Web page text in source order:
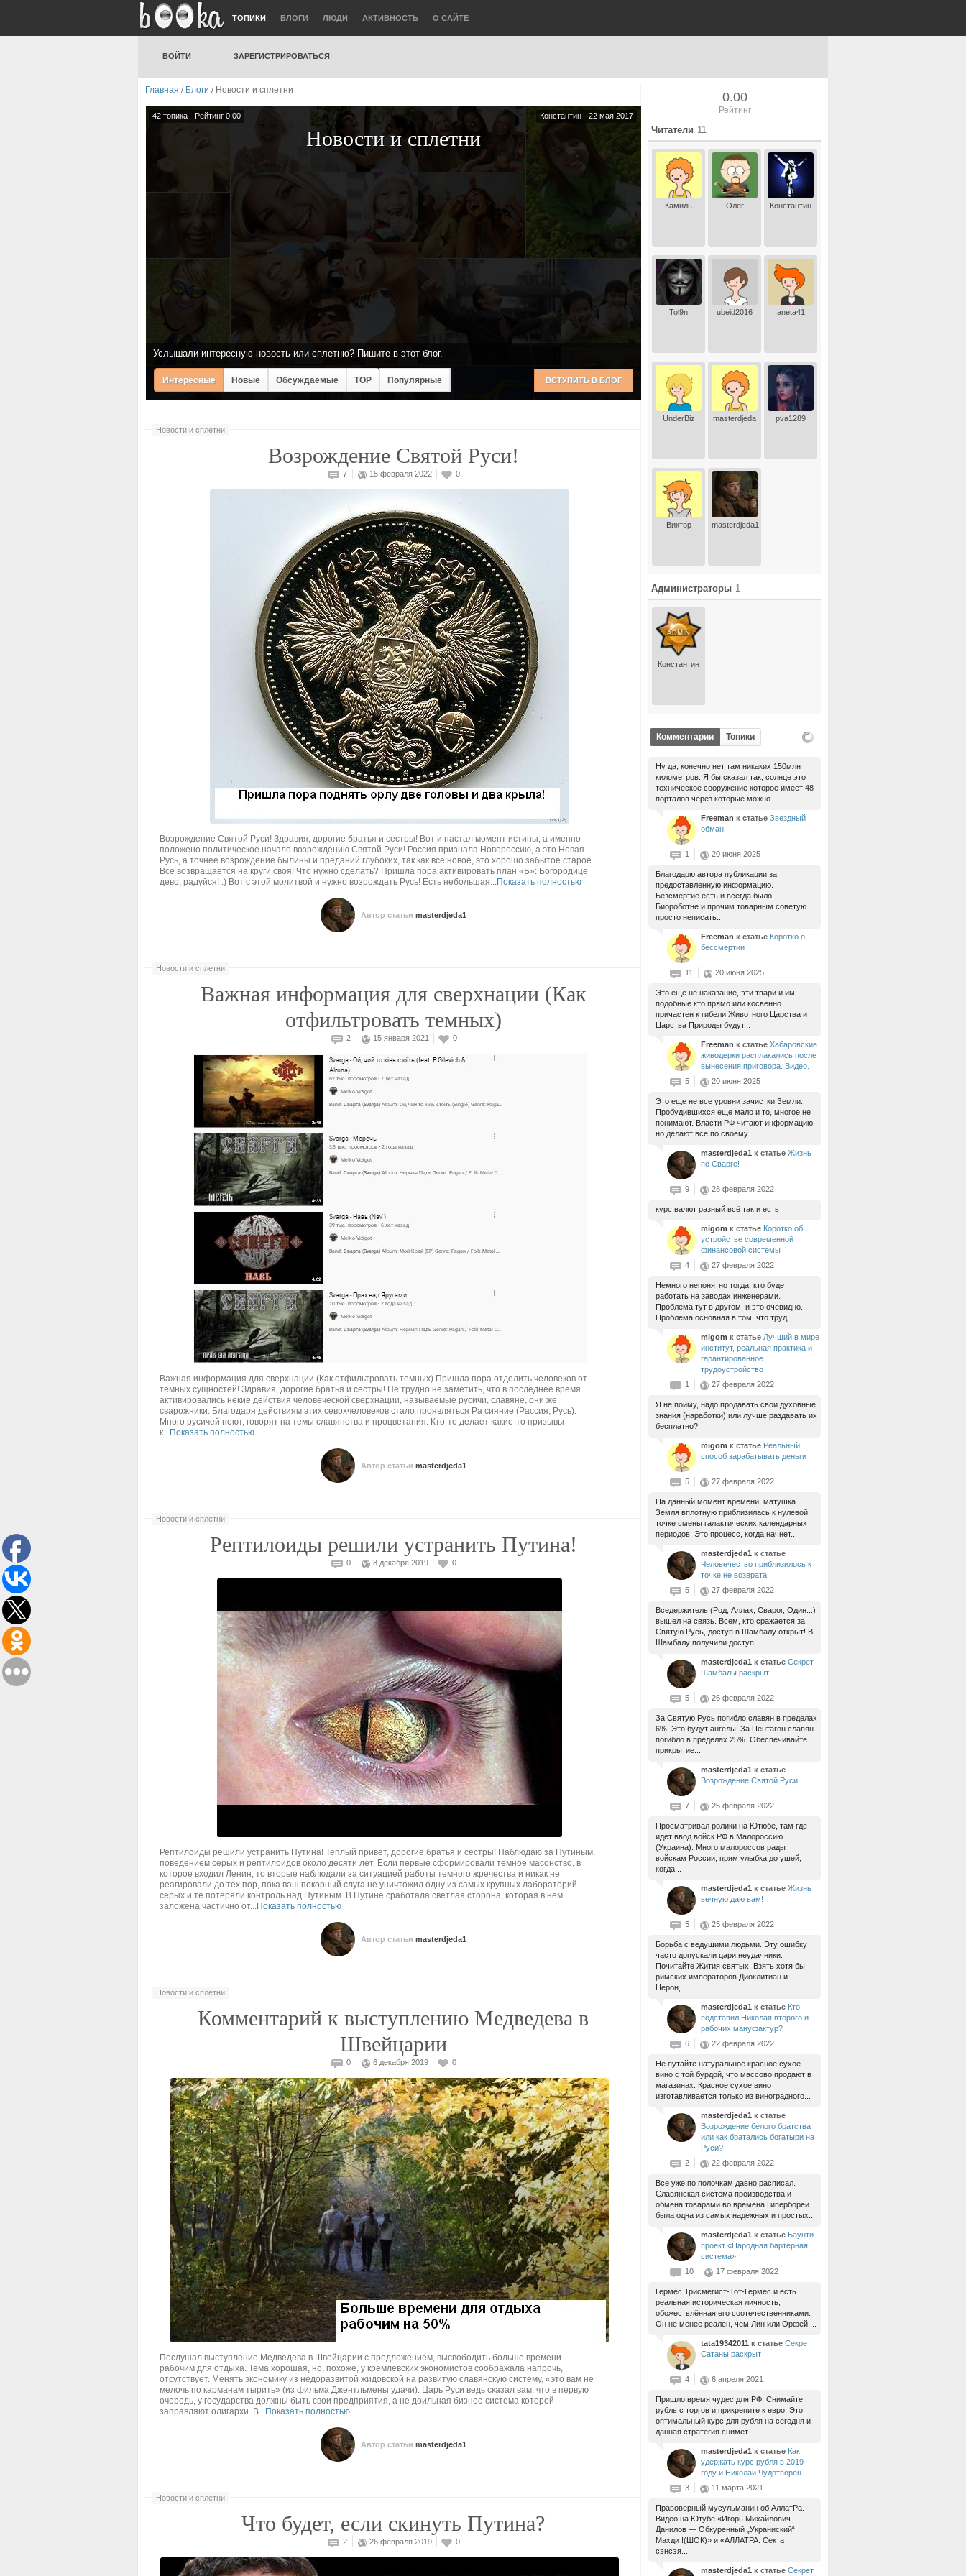
ТОПИКИ БЛОГИ ЛЮДИ АКТИВНОСТЬ О САЙТЕ
ВОЙТИ ЗАРЕГИСТРИРОВАТЬСЯ
Главная / Блоги / Новости и сплетни
42 топика - Рейтинг 0.00 Константин - 22 мая 2017
Новости и сплетни
Услышали интересную новость или сплетню? Пишите в этот блог.
Интересные Новые Обсуждаемые TOP Популярные ВСТУПИТЬ В БЛОГ
Новости и сплетни
Возрождение Святой Руси!
7 15 февраля 2022 0
Возрождение Святой Руси! Здравия, дорогие братья и сестры! Вот и настал момент истины, а именно
положено политическое начало возрождению Святой Руси! Россия признала Новороссию, а это Новая
Русь, а точнее возрождение былины и преданий глубоких, так как все новое, это хорошо забытое старое.
Все возвращается на круги своя! Что нужно сделать? Пришла пора активировать план «Б»: Богородице
дево, радуйся! :) Вот с этой молитвой и нужно возрождать Русь! Есть небольшая...Показать полностью
Автор статьи masterdjeda1
Новости и сплетни
Важная информация для сверхнации (Как
отфильтровать темных)
2 15 января 2021 0
Важная информация для сверхнации (Как отфильтровать темных) Пришла пора отделить человеков от
темных сущностей! Здравия, дорогие братья и сестры! Не трудно не заметить, что в последнее время
активировались некие действия человеческой сверхнации, называемые русичи, славяне, они же
сварожники. Благодаря действиям этих севрхчеловеков стало проявляться Ра сияние (Рассия, Русь).
Много русичей поют, говорят на темы славянства и процветания. Кто-то делает какие-то призывы
к...Показать полностью
Автор статьи masterdjeda1
Новости и сплетни
Рептилоиды решили устранить Путина!
0 8 декабря 2019 0
Рептилоиды решили устранить Путина! Теплый привет, дорогие братья и сестры! Наблюдаю за Путиным,
поведением серых и рептилоидов около десяти лет. Если первые сформировали темное масонство, в
которое входил Ленин, то вторые наблюдали за ситуацией работы темного жречества и никак не
реагировали до тех пор, пока ваш покорный слуга не уничтожил одну из самых крупных лабораторий
серых и те потеряли контроль над Путиным. В Путине сработала светлая сторона, которая в нем
заложена частично от...Показать полностью
Автор статьи masterdjeda1
Новости и сплетни
Комментарий к выступлению Медведева в
Швейцарии
0 6 декабря 2019 0
Послушал выступление Медведева в Швейцарии с предложением, высвободить больше времени
рабочим для отдыха. Тема хорошая, но, похоже, у кремлевских экономистов соображала напрочь,
отсутствует. Менять экономику из недоразвитой жидовской на развитую славянскую систему, «это вам не
мелочь по карманам тырить» (из фильма Джентльмены удачи). Царь Руси ведь сказал вам, что в первую
очередь, у государства должны быть свои предприятия, а не доильная бизнес-система которой
заправляют олигархи. В...Показать полностью
Автор статьи masterdjeda1
Новости и сплетни
Что будет, если скинуть Путина?
2 26 февраля 2019 0
0.00
Рейтинг
Читатели 11
Камиль Олег Константин
Tol9n ubeid2016 aneta41
UnderBiz masterdjeda pva1289
Виктор masterdjeda1
Администраторы 1
Константин
Комментарии Топики
Ну да, конечно нет там никаких 150млн
километров. Я бы сказал так, солнце это
техническое сооружение которое имеет 48
порталов через которые можно...
Freeman к статье Звездный
обман
1 20 июня 2025
Благодарю автора публикации за
предоставленную информацию.
Безсмертие есть и всегда было.
Биороботне и прочим товарным советую
просто неписать...
Freeman к статье Коротко о
бессмертии
11 20 июня 2025
Это ещё не наказание, эти твари и им
подобные кто прямо или косвенно
причастен к гибели Животного Царства и
Царства Природы будут...
Freeman к статье Хабаровские
живодерки расплакались после
вынесения приговора. Видео.
5
20 июня 2025
Это еще не все уровни зачистки Земли.
Пробудившихся еще мало и то, многое не
понимают. Власти РФ читают информацию,
но делают все по своему...
masterdjeda1 к статье Жизнь
по Сварге!
9 28 февраля 2022
курс валют разный всё так и есть
migom к статье Коротко об
устройстве современной
финансовой системы
4
27 февраля 2022
Немного непонятно тогда, кто будет
работать на заводах инженерами.
Проблема тут в другом, и это очевидно.
Проблема основная в том, что труд...
migom к статье Лучший в мире
институт, реальная практика и
гарантированное
трудоустройство
1
27 февраля 2022
Я не пойму, надо продавать свои духовные
знания (наработки) или лучше раздавать их
бесплатно?
migom к статье Реальный
способ зарабатывать деньги
5 27 февраля 2022
На данный момент времени, матушка
Земля вплотную приблизилась к нулевой
точке смены галактических календарных
периодов. Это процесс, когда начнет...
masterdjeda1 к статье
Человечество приблизилось к
точке не возврата!
5
27 февраля 2022
Вседержитель (Род, Аллах, Сварог, Один...)
вышел на связь. Всем, кто сражается за
Святую Русь, доступ в Шамбалу открыт! В
Шамбалу получили доступ...
masterdjeda1 к статье Секрет
Шамбалы раскрыт
5 26 февраля 2022
За Святую Русь погибло славян в пределах
6%. Это будут ангелы. За Пентагон славян
погибло в пределах 25%. Обеспечивайте
прикрытие...
masterdjeda1 к статье
Возрождение Святой Руси!
7 25 февраля 2022
Просматривал ролики на Ютюбе, там где
идет ввод войск РФ в Малороссию
(Украина). Много малороссов рады
войскам России, прям улыбка до ушей,
когда...
masterdjeda1 к статье Жизнь
вечную даю вам!
5 25 февраля 2022
Борьба с ведущими людьми. Эту ошибку
часто допускали цари неудачники.
Почитайте Жития святых. Взять хотя бы
римских императоров Диоклитиан и
Нерон,...
masterdjeda1 к статье Кто
подставил Николая второго и
рабочих мануфактур?
6
22 февраля 2022
Не путайте натуральное красное сухое
вино с той бурдой, что массово продают в
магазинах. Красное сухое вино
изготавливается только из виноградного...
masterdjeda1 к статье
Возрождение белого братства
или как братались богатыри на
Руси?
2
22 февраля 2022
Все уже по полочкам давно расписал.
Славянская система производства и
обмена товарами во времена Гипербореи
была одна из самых надежных и простых....
masterdjeda1 к статье Баунти-
проект «Народная бартерная
система»
10
17 февраля 2022
Гермес Трисмегист-Тот-Гермес и есть
реальная историческая личность,
обожествлённая его соотечественниками.
Он не менее реален, чем Лин или Орфей,...
tata19342011 к статье Секрет
Сатаны раскрыт
4 6 апреля 2021
Пришло время чудес для РФ. Снимайте
рубль с торгов и прикрепите к евро. Это
оптимальный курс для рубля на сегодня и
данная стратегия снимет...
masterdjeda1 к статье Как
удержать курс рубля в 2019
году и Николай Чудотворец
3
11 марта 2021
Правоверный мусульманин об АллатРа.
Видео на Ютубе «Игорь Михайлович
Данилов — Обкуренный „Украниский“
Махди !(ШОК)» и «АЛЛАТРА. Секта
сэнсэя...
masterdjeda1 к статье Секрет